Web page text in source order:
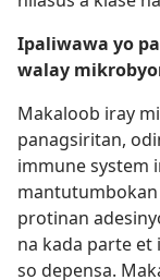
Ipaliwawa yo
walay
Makaloob iray
panagsiritan,
immune system
mantutumbokan
protinan
na kada parte et
so depensa.